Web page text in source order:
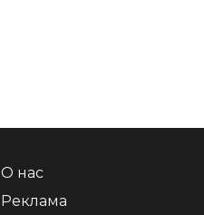
О нас
Реклама